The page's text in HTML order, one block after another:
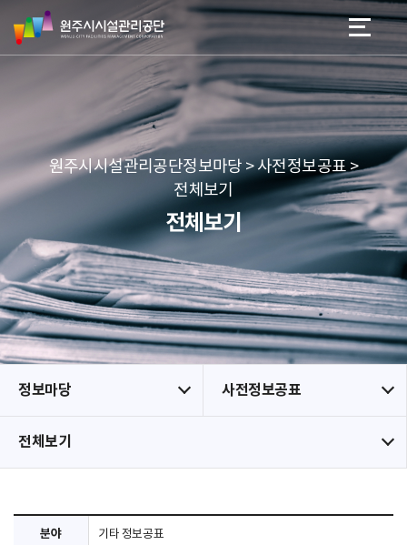
네
본문 바로가기
메뉴 바로가기
원
주
시
리
공
단
원주시시설관리공단정보마당 > 사전정보공표 >
전체보기
전체보기
정보마당 사전정보공표
전체보기
분야 기타 정보공표